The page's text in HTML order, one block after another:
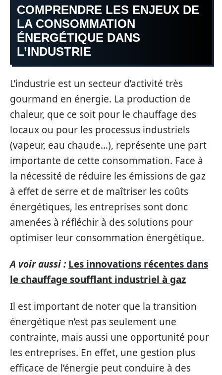
COMPRENDRE LES ENJEUX DE
LA CONSOMMATION
ÉNERGÉTIQUE DANS
L’INDUSTRIE
L’industrie est un secteur d’activité très
gourmand en énergie. La production de
chaleur, que ce soit pour le chauffage des
locaux ou pour les processus industriels
(vapeur, eau chaude…), représente une part
importante de cette consommation. Face à
la nécessité de réduire les émissions de gaz
à effet de serre et de maîtriser les coûts
énergétiques, les entreprises sont donc
amenées à réfléchir à des solutions pour
optimiser leur consommation énergétique.
A voir aussi : Les innovations récentes dans
le chauffage soufflant industriel à gaz
Il est important de noter que la transition
énergétique n’est pas seulement une
contrainte, mais aussi une opportunité pour
les entreprises. En effet, une gestion plus
efficace de l’énergie peut conduire à des